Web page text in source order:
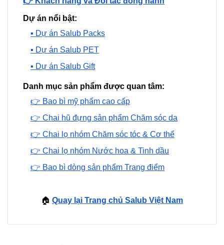
Dự án nổi bật:
▪️ Dự án Salub Packs
▪️ Dự án Salub PET
▪️ Dự án Salub Gift
Danh mục sản phẩm được quan tâm:
👉 Bao bì mỹ phẩm cao cấp
👉 Chai hũ đựng sản phẩm Chăm sóc da
👉 Chai lọ nhóm Chăm sóc tóc & Cơ thể
👉 Chai lọ nhóm Nước hoa & Tinh dầu
👉 Bao bì dòng sản phẩm Trang điểm
🏠 Quay lại Trang chủ Salub Việt Nam